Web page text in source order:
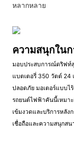
หลากหลาย
ความสนุกใน
มอบประสบการณ์ดริฟท์
แบตเตอรี่ 350 วัตต์ 24
ปลอดภัย มอเตอร์แบบไ
รถยนต์ไฟฟ้าคันนี้เหมา
เข้มงวดและบริการหลั
เชื่อถือและความสนุกส